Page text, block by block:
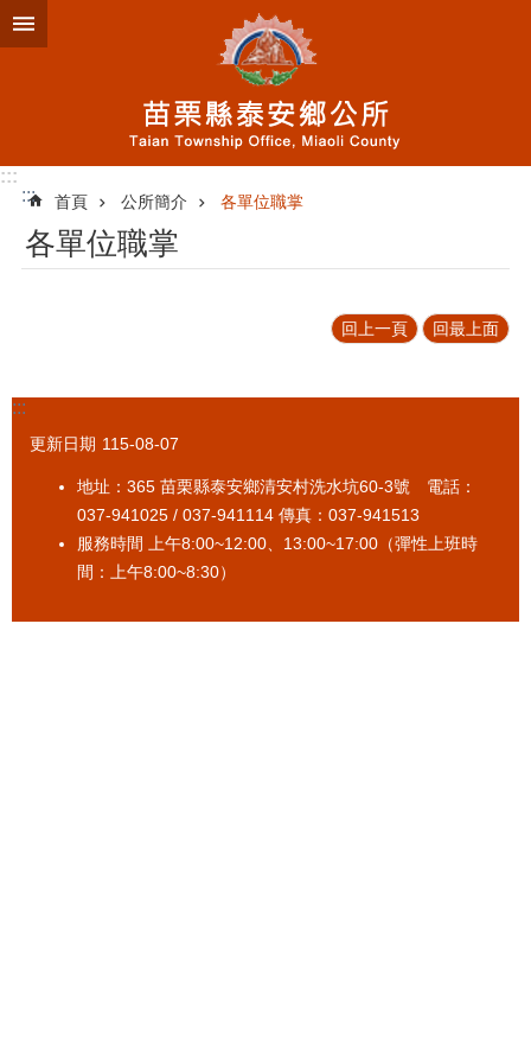
跳到主要內容區塊
:::
:::
首頁 公所簡介 各單位職掌
各單位職掌
回上一頁 回最上面
:::
更新日期 115-08-07
地址：365 苗栗縣泰安鄉清安村洗水坑60-3號 電話：
037-941025 / 037-941114 傳真：037-941513
服務時間 上午8:00~12:00、13:00~17:00（彈性上班時
間：上午8:00~8:30）